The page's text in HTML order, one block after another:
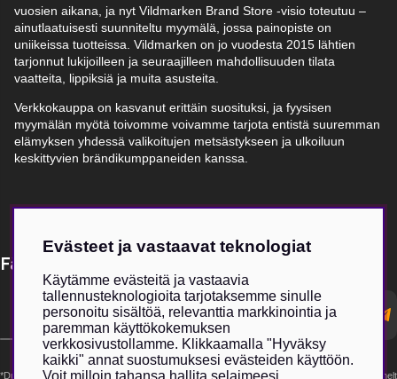
vuosien aikana, ja nyt Vildmarken Brand Store -visio toteutuu –
ainutlaatuisesti suunniteltu myymälä, jossa painopiste on
uniikeissa tuotteissa. Vildmarken on jo vuodesta 2015 lähtien
tarjonnut lukijoilleen ja seuraajilleen mahdollisuuden tilata
vaatteita, lippiksiä ja muita asusteita.
Verkkokauppa on kasvanut erittäin suosituksi, ja fyysisen
myymälän myötä toivomme voivamme tarjota entistä suuremman
elämyksen yhdessä valikoitujen metsästykseen ja ulkoiluun
keskittyvien brändikumppaneiden kanssa.
Få Magasin Vildmarken direkt till din e-post!*
postadress
*Du kan även få erbjudanden och nyheter från samarbetspartners. Din prenumeration är helt
Evästeet ja vastaavat teknologiat
Käytämme evästeitä ja vastaavia
tallennusteknologioita tarjotaksemme sinulle
personoitu sisältöä, relevanttia markkinointia ja
paremman käyttökokemuksen
verkkosivustollamme. Klikkaamalla "Hyväksy
kaikki" annat suostumuksesi evästeiden käyttöön.
Voit milloin tahansa hallita selaimeesi